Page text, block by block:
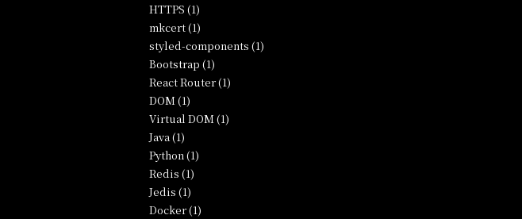
HTTPS (1)
mkcert (1)
styled-components (1)
Bootstrap (1)
React Router (1)
DOM (1)
Virtual DOM (1)
Java (1)
Python (1)
Redis (1)
Jedis (1)
Docker (1)